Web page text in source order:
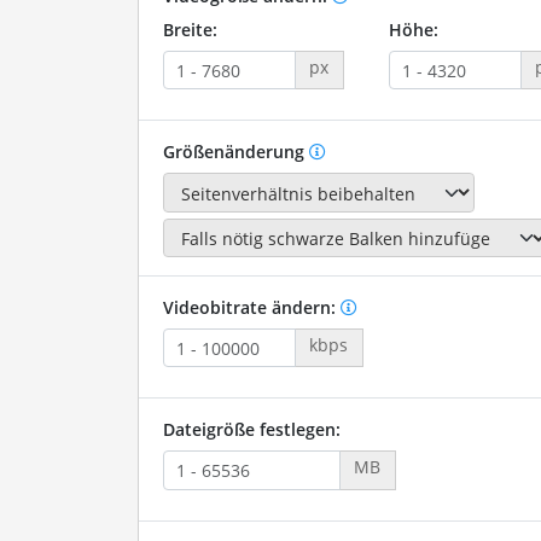
Breite:
px
Höhe:
Größenänderung
Videobitrate ändern:
kbps
Dateigröße festlegen:
MB